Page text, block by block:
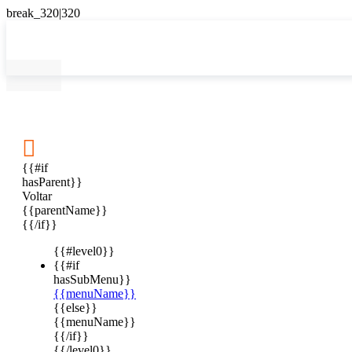

{{#if
hasParent}}
Voltar
{{parentName}}
{{/if}}
{{#level0}}
{{#if
hasSubMenu}}
{{menuName}}
{{else}}
{{menuName}}
{{/if}}